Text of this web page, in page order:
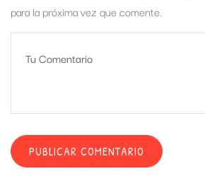
para la próxima vez que comente.